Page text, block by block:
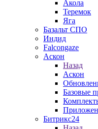
Акола
Теремок
Яга
Базальт СПО
Индид
Falcongaze
Аскон
Назад
Аскон
Базовые
Битрикс24